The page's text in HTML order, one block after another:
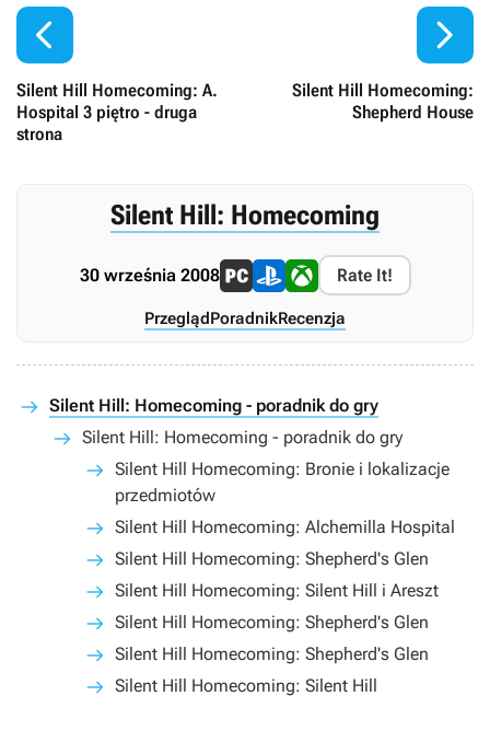

Silent Hill Homecoming: A.
Hospital 3 piętro - druga
strona
Silent Hill Homecoming:
Shepherd House

Silent Hill: Homecoming
30 września 2008 Rate It!
PrzeglądPoradnikRecenzja
Silent Hill: Homecoming - poradnik do gry
Silent Hill: Homecoming - poradnik do gry
Silent Hill Homecoming: Bronie i lokalizacje
przedmiotów
Silent Hill Homecoming: Alchemilla Hospital
Silent Hill Homecoming: Shepherd's Glen
Silent Hill Homecoming: Silent Hill i Areszt
Silent Hill Homecoming: Shepherd's Glen
Silent Hill Homecoming: Shepherd's Glen
Silent Hill Homecoming: Silent Hill